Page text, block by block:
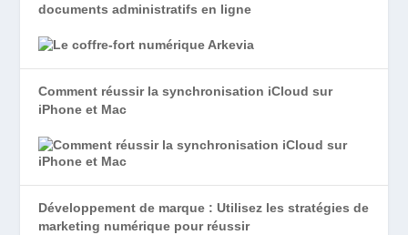
documents administratifs en ligne
Comment réussir la synchronisation iCloud sur
iPhone et Mac
Développement de marque : Utilisez les stratégies de
marketing numérique pour réussir